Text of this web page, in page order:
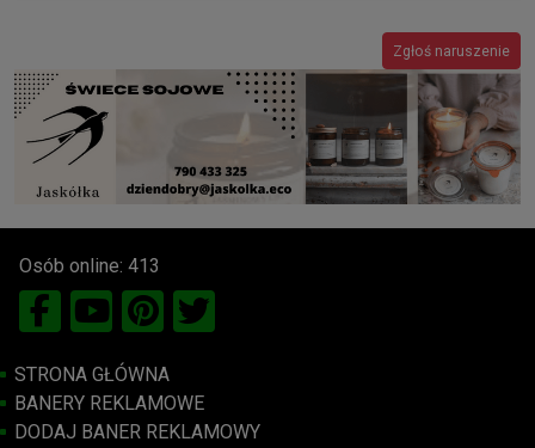
Zgłoś naruszenie
Osób online: 413
STRONA GŁÓWNA
BANERY REKLAMOWE
DODAJ BANER REKLAMOWY